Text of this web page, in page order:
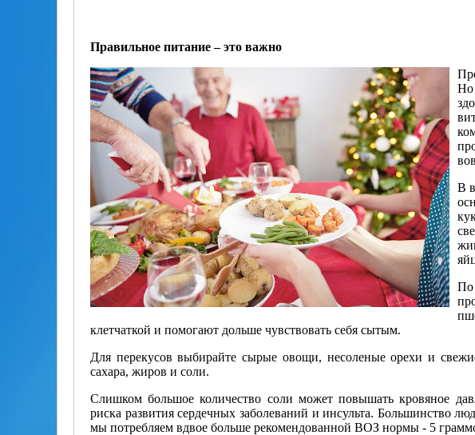
Правильное питание – это важно
Но
В
клетчаткой и помогают дольше чувствовать себя сытым.
Для перекусов выбирайте сырые овощи, несоленые орехи и
сахара, жиров и соли.
Слишком большое количество соли может повышать кровяное
риска развития сердечных заболеваний и инсульта. Большинство
мы потребляем вдвое больше рекомендованной ВОЗ нормы - 5